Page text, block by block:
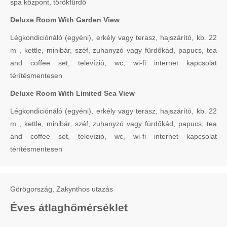
spa központ, törökfürdő
Deluxe Room With Garden View
Légkondiciónáló (egyéni), erkély vagy terasz, hajszárító, kb. 22
m , kettle, minibár, széf, zuhanyzó vagy fürdőkád, papucs, tea
and coffee set, televízió, wc, wi-fi internet kapcsolat
térítésmentesen
Deluxe Room With Limited Sea View
Légkondiciónáló (egyéni), erkély vagy terasz, hajszárító, kb. 22
m , kettle, minibár, széf, zuhanyzó vagy fürdőkád, papucs, tea
and coffee set, televízió, wc, wi-fi internet kapcsolat
térítésmentesen
Görögország, Zakynthos utazás
Éves átlaghőmérséklet